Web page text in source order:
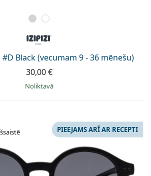
Black (vecumam 9 - 36 mēnešu)
30,00 €
Noliktavā
PIEEJAMS ARĪ AR RECEPTI